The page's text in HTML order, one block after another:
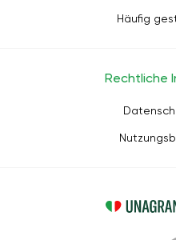
Häufig
Rechtliche